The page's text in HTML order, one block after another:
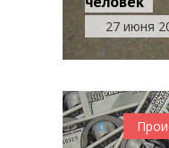
27 июня
0